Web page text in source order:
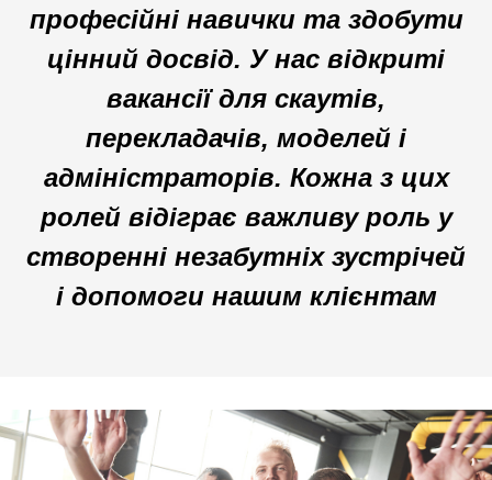
професійні навички та здобути
цінний досвід. У нас відкриті
вакансії для скаутів,
перекладачів, моделей і
адміністраторів. Кожна з цих
ролей відіграє важливу роль у
створенні незабутніх зустрічей
і допомоги нашим клієнтам